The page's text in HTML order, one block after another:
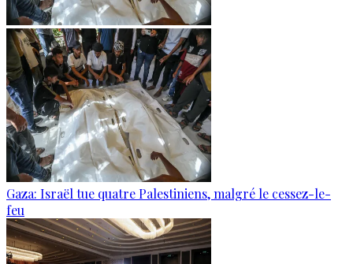
Gaza: Israël tue quatre Palestiniens, malgré le cessez-le-
feu